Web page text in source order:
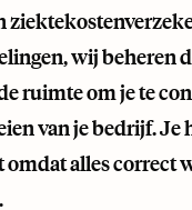
wij beheren
ruimte om je te
van je bedrijf. Je
omdat alles correct